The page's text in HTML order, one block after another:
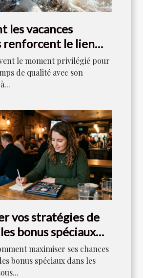
les vacances
renforcent le lien
et chiens ?
le moment privilégié pour
de qualité avec son
vos stratégies de
bonus spéciaux
à sous
maximiser ses chances
bonus spéciaux dans les